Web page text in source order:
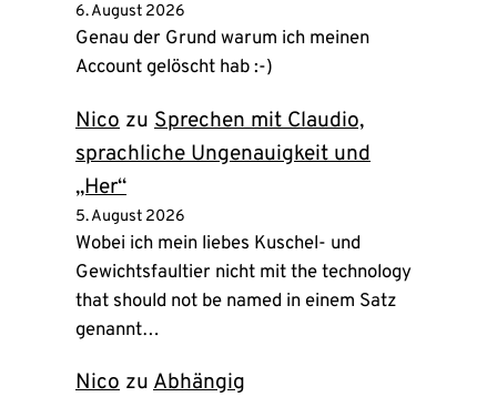
6. August 2026
Genau der Grund warum ich meinen
Account gelöscht hab :-)
Nico zu Sprechen mit Claudio,
sprachliche Ungenauigkeit und
„Her“
5. August 2026
Wobei ich mein liebes Kuschel- und
Gewichtsfaultier nicht mit the technology
that should not be named in einem Satz
genannt…
Nico zu Abhängig